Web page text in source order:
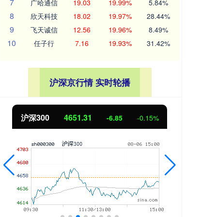
广哈通信 19.03 19.99% 5.84%
8 欣天科技 18.02 19.97% 28.44%
9 飞天诚信 12.56 19.96% 8.49%
10 任子行 7.16 19.93% 31.42%
沪深京行情 实时轮播
沪深300 4651.31 -6.85 -0.15%